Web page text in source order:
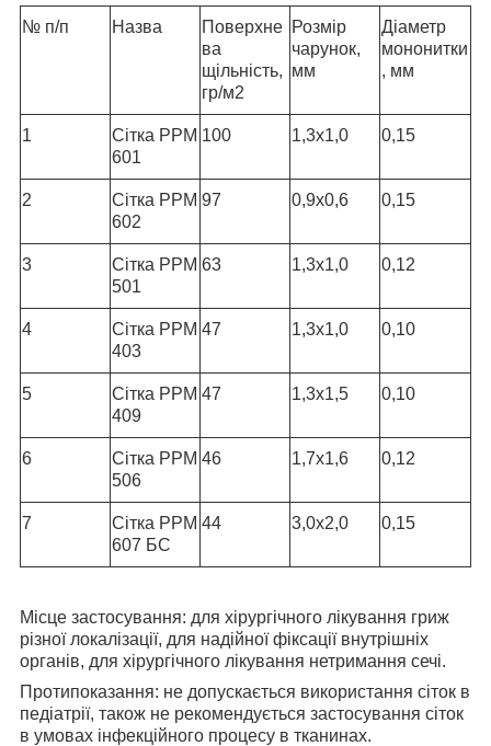
№ п/п Назва
Поверхне
ва
щільність,
гр/м2
Розмір
чарунок,
мм
Діаметр
мононитки
, мм
1
Сітка РРМ
601
100 1,3х1,0 0,15
2
Сітка РРМ
602
97 0,9х0,6 0,15
3
Сітка РРМ
501
63 1,3х1,0 0,12
4
Сітка РРМ
403
47 1,3х1,0 0,10
5
Сітка РРМ
409
47 1,3х1,5 0,10
6
Сітка РРМ
506
46 1,7х1,6 0,12
7
Сітка РРМ
607 БС
44 3,0х2,0 0,15
Місце застосування: для хірургічного лікування гриж
різної локалізації, для надійної фіксації внутрішніх
органів, для хірургічного лікування нетримання сечі.
Протипоказання: не допускається використання сіток в
педіатрії, також не рекомендується застосування сіток
в умовах інфекційного процесу в тканинах.